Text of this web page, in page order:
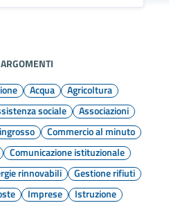
Acqua
Agricoltura
sociale
Associazioni
Commercio al minuto
Comunicazione istituzionale
rinnovabili
Gestione rifiuti
Imprese
Istruzione